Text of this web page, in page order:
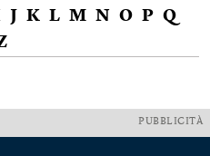
J K L M N O P Q
PUBBLICITÀ